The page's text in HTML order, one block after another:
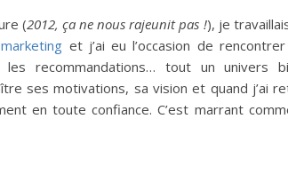
(2012, ça ne nous rajeunit pas !), je
et j’ai eu l’occasion de
les recommandations… tout un univers
ses motivations, sa vision et quand
en toute confiance. C’est marrant